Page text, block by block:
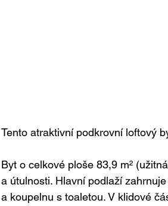
Tento atraktivní podkrovní loftový
Byt o celkové ploše 83,9 m²
a útulnosti. Hlavní podlaží
a koupelnu s toaletou. V klidové